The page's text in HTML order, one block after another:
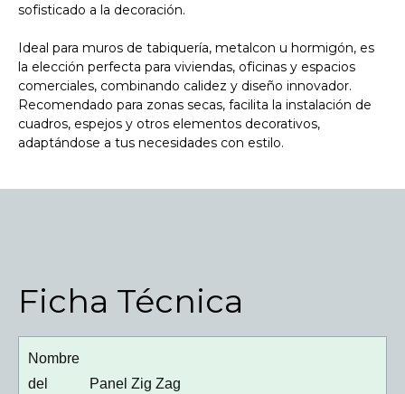
sofisticado a la decoración.
Ideal para muros de tabiquería, metalcon u hormigón, es
la elección perfecta para viviendas, oficinas y espacios
comerciales, combinando calidez y diseño innovador.
Recomendado para zonas secas, facilita la instalación de
cuadros, espejos y otros elementos decorativos,
adaptándose a tus necesidades con estilo.
Ficha Técnica
Nombre
del
Panel Zig Zag